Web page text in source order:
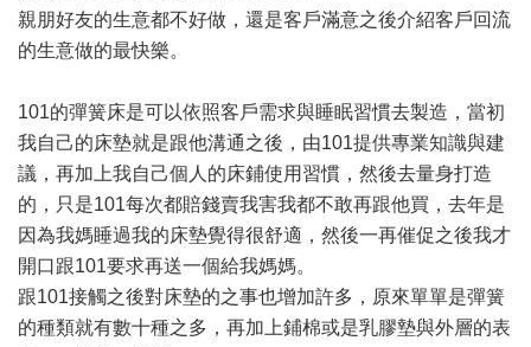
親朋好友的生意都不好做，還是客戶滿意之後介紹客戶回流
的生意做的最快樂。
101的彈簧床是可以依照客戶需求與睡眠習慣去製造，當初
我自己的床墊就是跟他溝通之後，由101提供專業知識與建
議，再加上我自己個人的床鋪使用習慣，然後去量身打造
的，只是101每次都賠錢賣我害我都不敢再跟他買，去年是
因為我媽睡過我的床墊覺得很舒適，然後一再催促之後我才
開口跟101要求再送一個給我媽媽。
跟101接觸之後對床墊的之事也增加許多，原來單單是彈簧
的種類就有數十種之多，再加上鋪棉或是乳膠墊與外層的表